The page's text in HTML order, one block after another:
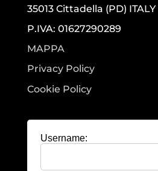
35013 Cittadella (PD) ITALY
P.IVA: 01627290289
MAPPA
Privacy Policy
Cookie Policy
Username: